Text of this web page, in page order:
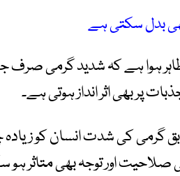
بدل سکتی ہے
ہوا ہے کہ شدید گرمی صرف
پر بھی اثر انداز ہوتی ہے۔
گرمی کی شدت انسان کو زیادہ
اور توجہ بھی متاثر